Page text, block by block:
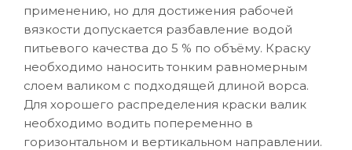
применению, но для достижения рабочей
вязкости допускается разбавление водой
питьевого качества до 5 % по объёму. Краску
необходимо наносить тонким равномерным
слоем валиком с подходящей длиной ворса.
Для хорошего распределения краски валик
необходимо водить попеременно в
горизонтальном и вертикальном направлении.